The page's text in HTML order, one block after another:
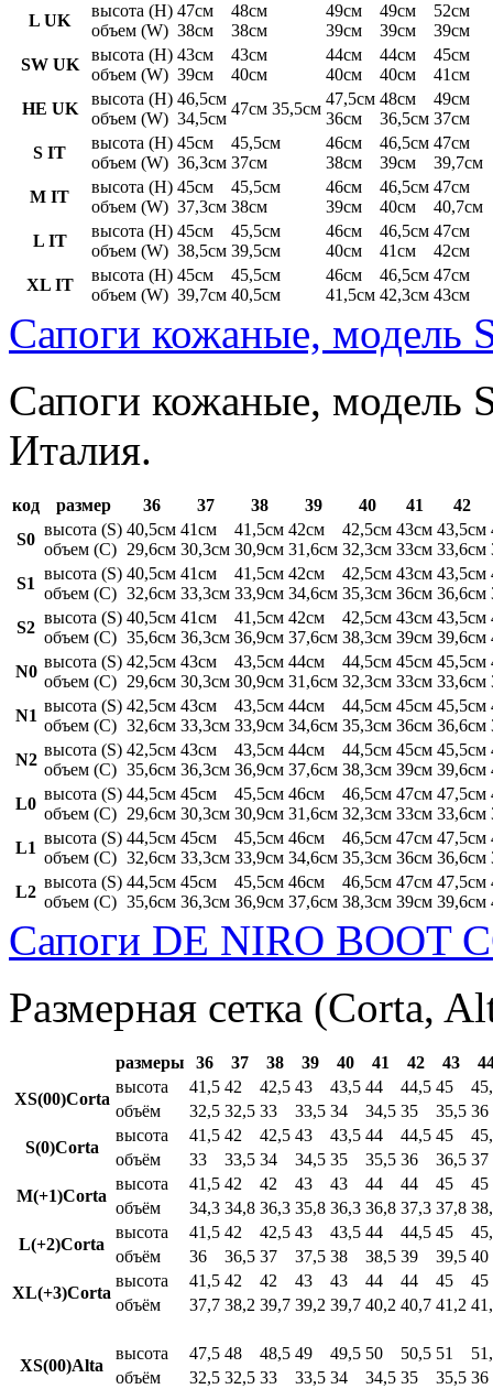
L UK
высота (H)
объем (W)
47см
38см
48см
38см
49см
39см
49см
39см
52см
39см
SW UK
высота (H)
объем (W)
43см
39см
43см
40см
44см
40см
44см
40см
45см
41см
HE UK
высота (H)
объем (W)
46,5см
34,5см
47см 35,5см
47,5см
36см
48см
36,5см
49см
37см
S IT
высота (H)
объем (W)
45см
36,3см
45,5см
37см
46см
38см
46,5см
39см
47см
39,7см
M IT
высота (H)
объем (W)
45см
37,3см
45,5см
38см
46см
39см
46,5см
40см
47см
40,7см
L IT
высота (H)
объем (W)
45см
38,5см
45,5см
39,5см
46см
40см
46,5см
41см
47см
42см
XL IT
высота (H)
объем (W)
45см
39,7см
45,5см
40,5см
46см
41,5см
46,5см
42,3см
47см
43см
Сапоги кожаные, модель
Сапоги кожаные, модель
Италия.
код размер 36 37 38 39 40 41
42
S0
высота (S)
объем (C)
40,5см
29,6см
41см
30,3см
41,5см
30,9см
42см
31,6см
42,5см
32,3см
43см
33см
43,5см
33,6см
S1
высота (S)
объем (C)
40,5см
32,6см
41см
33,3см
41,5см
33,9см
42см
34,6см
42,5см
35,3см
43см
36см
43,5см
36,6см
S2
высота (S)
объем (C)
40,5см
35,6см
41см
36,3см
41,5см
36,9см
42см
37,6см
42,5см
38,3см
43см
39см
43,5см
39,6см
N0
высота (S)
объем (C)
42,5см
29,6см
43см
30,3см
43,5см
30,9см
44см
31,6см
44,5см
32,3см
45см
33см
45,5см
33,6см
N1
высота (S)
объем (C)
42,5см
32,6см
43см
33,3см
43,5см
33,9см
44см
34,6см
44,5см
35,3см
45см
36см
45,5см
36,6см
N2
высота (S)
объем (C)
42,5см
35,6см
43см
36,3см
43,5см
36,9см
44см
37,6см
44,5см
38,3см
45см
39см
45,5см
39,6см
L0
высота (S)
объем (C)
44,5см
29,6см
45см
30,3см
45,5см
30,9см
46см
31,6см
46,5см
32,3см
47см
33см
47,5см
33,6см
L1
высота (S)
объем (C)
44,5см
32,6см
45см
33,3см
45,5см
33,9см
46см
34,6см
46,5см
35,3см
47см
36см
47,5см
36,6см
L2
высота (S)
объем (C)
44,5см
35,6см
45см
36,3см
45,5см
36,9см
46см
37,6см
46,5см
38,3см
47см
39см
47,5см
39,6см
Сапоги DE NIRO BOOT
Размерная сетка (Corta,
размеры 36 37 38 39 40 41 42 43
XS(00)Corta
высота 41,5 42 42,5 43 43,5 44 44,5 45
объём
32,5 32,5 33 33,5 34 34,5 35 35,5 36
S(0)Corta
высота 41,5 42 42,5 43 43,5 44 44,5 45
объём
33 33,5 34 34,5 35 35,5 36 36,5 37
M(+1)Corta
высота 41,5 42 42 43 43 44 44 45
45
объём
34,3 34,8 36,3 35,8 36,3 36,8 37,3 37,8
L(+2)Corta
высота 41,5 42 42,5 43 43,5 44 44,5 45
объём
36 36,5 37 37,5 38 38,5 39 39,5 40
XL(+3)Corta
высота 41,5 42 42 43 43 44 44 45
45
объём
37,7 38,2 39,7 39,2 39,7 40,2 40,7 41,2
XS(00)Alta
высота 47,5 48 48,5 49 49,5 50 50,5 51
объём
32,5 32,5 33 33,5 34 34,5 35 35,5 36